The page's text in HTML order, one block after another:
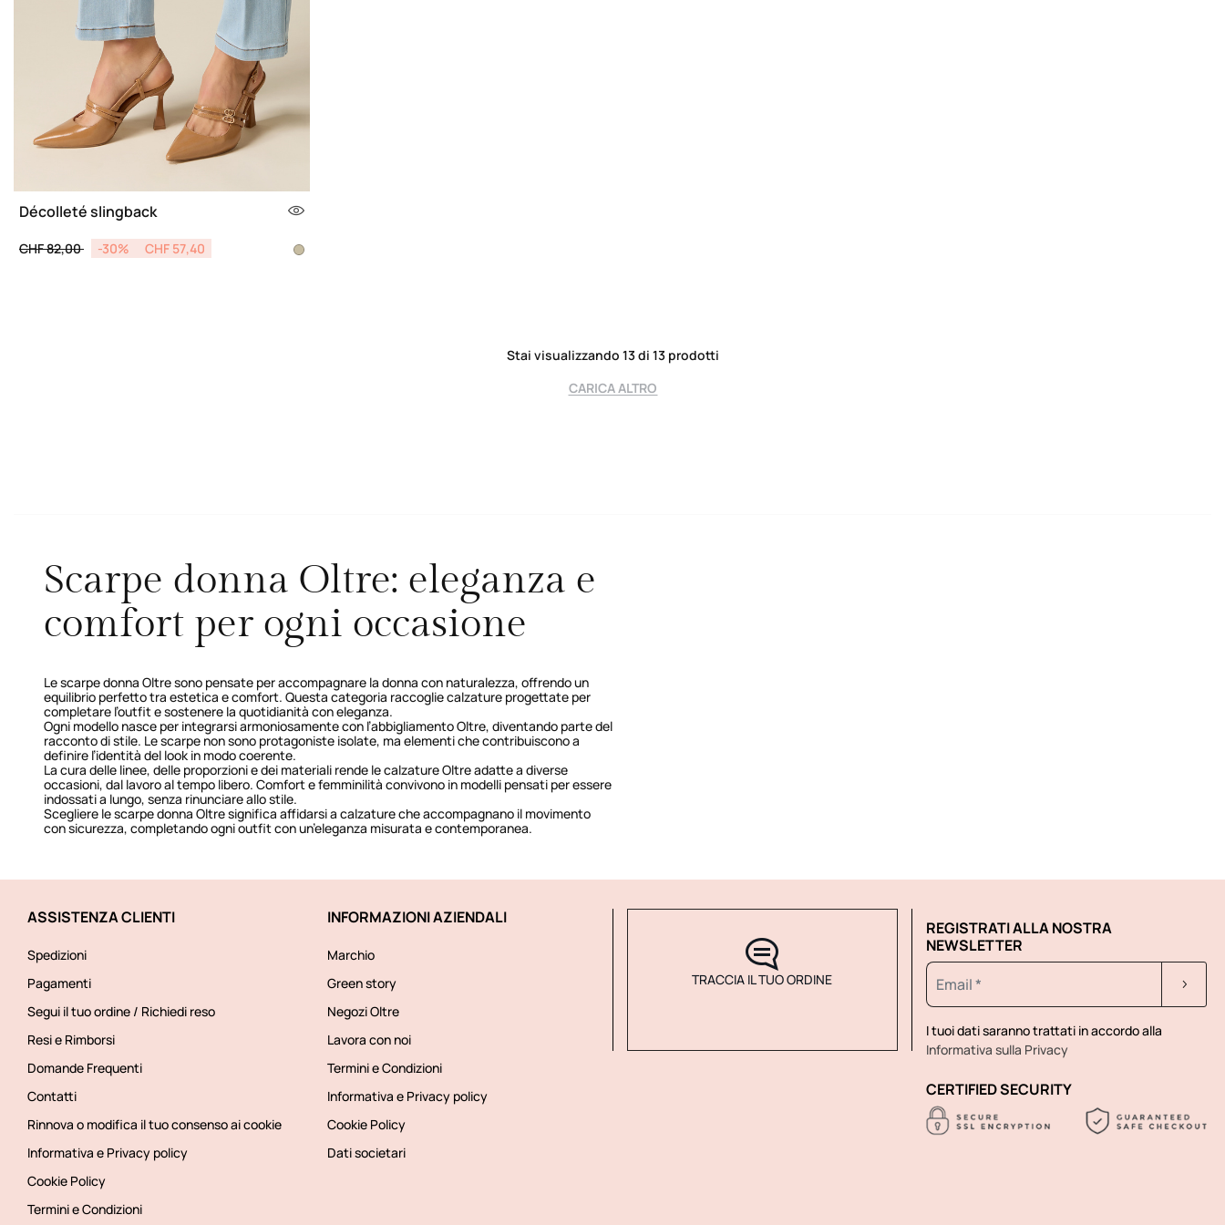
Décolleté slingback
Price reduced from
CHF 82,00 to-30% CHF 57,40
Stai visualizzando 13 di 13 prodotti
CARICA ALTRO
Scarpe donna Oltre: eleganza e
comfort per ogni occasione
Le scarpe donna Oltre sono pensate per accompagnare la donna con naturalezza, offrendo un
equilibrio perfetto tra estetica e comfort. Questa categoria raccoglie calzature progettate per
completare l’outfit e sostenere la quotidianità con eleganza.
Ogni modello nasce per integrarsi armoniosamente con l’abbigliamento Oltre, diventando parte del
racconto di stile. Le scarpe non sono protagoniste isolate, ma elementi che contribuiscono a
definire l’identità del look in modo coerente.
La cura delle linee, delle proporzioni e dei materiali rende le calzature Oltre adatte a diverse
occasioni, dal lavoro al tempo libero. Comfort e femminilità convivono in modelli pensati per essere
indossati a lungo, senza rinunciare allo stile.
Scegliere le scarpe donna Oltre significa affidarsi a calzature che accompagnano il movimento
con sicurezza, completando ogni outfit con un’eleganza misurata e contemporanea.
ASSISTENZA CLIENTI
Spedizioni
Pagamenti
Segui il tuo ordine / Richiedi reso
Resi e Rimborsi
Domande Frequenti
Contatti
Rinnova o modifica il tuo consenso ai cookie
Informativa e Privacy policy
Cookie Policy
Termini e Condizioni
INFORMAZIONI AZIENDALI
Marchio
Green story
Negozi Oltre
Lavora con noi
Termini e Condizioni
Informativa e Privacy policy
Cookie Policy
Dati societari
TRACCIA IL TUO ORDINE
REGISTRATI ALLA NOSTRA
NEWSLETTER
I tuoi dati saranno trattati in accordo alla
Informativa sulla Privacy
CERTIFIED SECURITY